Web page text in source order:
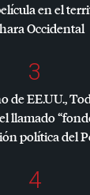
en el
Occidental
3
de EE.UU.,
llamado
política del
4